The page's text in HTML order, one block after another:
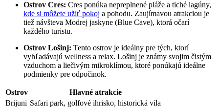
Ostrov Cres: Cres ponúka nepreplnené pláže a tiché lagúny,
kde si môžete užiť pokoj a pohodu. Zaujímavou atrakciou je
tiež návšteva Modrej jaskyne (Blue Cave), ktorá očarí
každého turistu.
Ostrov Lošinj: Tento ostrov je ideálny pre tých, ktorí
vyhľadávajú wellness a relax. Lošinj je známy svojim čistým
vzduchom a liečivým mikroklímou, ktoré ponúkajú ideálne
podmienky pre odpočinok.
Ostrov
Hlavné atrakcie
Brijuni Safari park, golfové ihrisko, historická vila